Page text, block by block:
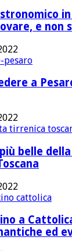
e non
a
belle
a
ed